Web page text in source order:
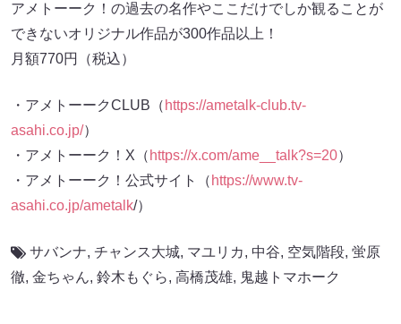
アメトーーク！の過去の名作やここだけでしか観ることが
できないオリジナル作品が300作品以上！
月額770円（税込）
・アメトーークCLUB（ https://ametalk-club.tv-
asahi.co.jp/）
・アメトーーク！X（ https://x.com/ame__talk?s=20）
・アメトーーク！公式サイト（ https://www.tv-
asahi.co.jp/ametalk/）
サバンナ, チャンス大城, マユリカ, 中谷, 空気階段, 蛍原
徹, 金ちゃん, 鈴木もぐら, 高橋茂雄, 鬼越トマホーク